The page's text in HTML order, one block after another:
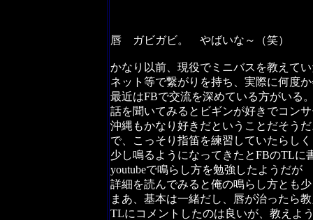
唇 ガビガビ。 やばいな～（笑）
かなり以前、現役でミニバスを教えて
ネット等で繋がりを持ち、実際に何度
最近はFBで交流を深めている方がいる
話を聞いてみるとビギンが好きでコン
沖縄もかなり好きだということだそう
で、こっそり指笛を練習していたらしく
少し鳴るようになってきたとFBのTLに
youtubeで鳴らし方を勉強したようだが
詳細を読んでみると俺の鳴らし方とも
まあ、基本は一緒だし、唇が治ったら
TLにコメントしたのは良いが、教えよ